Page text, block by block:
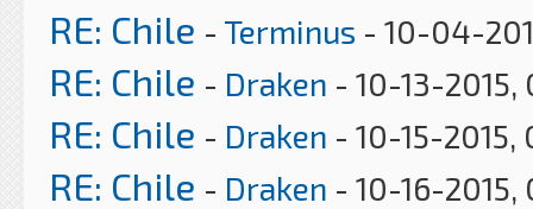
RE: Chile - Terminus - 10-04-
RE: Chile - Draken - 10-13-2015,
RE: Chile - Draken - 10-15-2015,
RE: Chile - Draken - 10-16-2015,